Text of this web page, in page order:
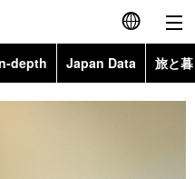
English
depth Japan Data 旅と
Topics